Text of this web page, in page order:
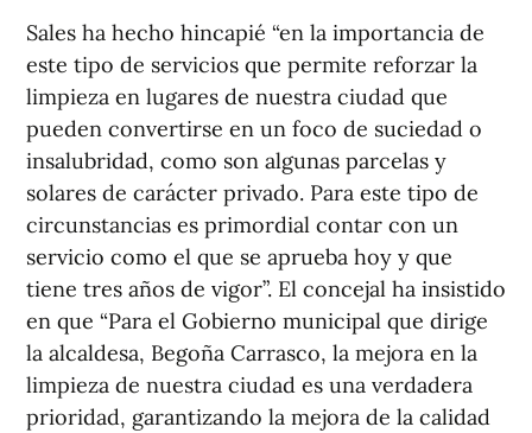
Sales ha hecho hincapié “en la importancia de
este tipo de servicios que permite reforzar la
limpieza en lugares de nuestra ciudad que
pueden convertirse en un foco de suciedad o
insalubridad, como son algunas parcelas y
solares de carácter privado. Para este tipo de
circunstancias es primordial contar con un
servicio como el que se aprueba hoy y que
tiene tres años de vigor”. El concejal ha insistido
en que “Para el Gobierno municipal que dirige
la alcaldesa, Begoña Carrasco, la mejora en la
limpieza de nuestra ciudad es una verdadera
prioridad, garantizando la mejora de la calidad